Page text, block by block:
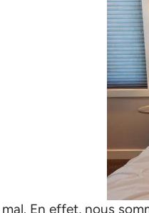
En effet, nous